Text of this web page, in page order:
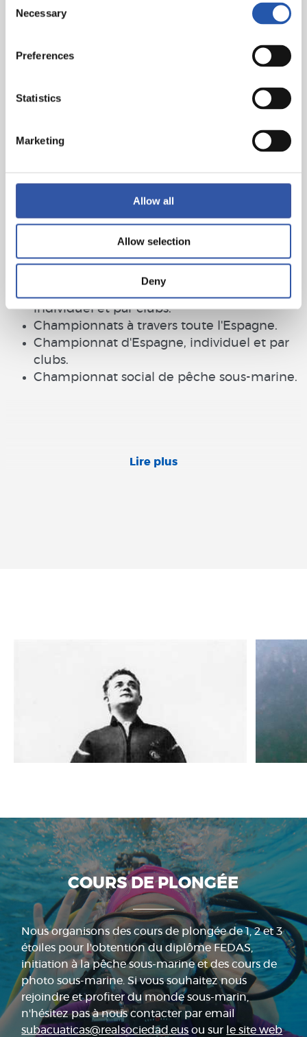
Selection
Necessary
Preferences
Statistics
Marketing
Allow all
Allow selection
Deny
PÊCHE SOUS-MARINE
Épreuves de qualification pour le
Championnat de Guipuscoa de pêche sous-
marine, valable pour le Championnat
individuel et par clubs.
Championnats à travers toute l'Espagne.
Championnat d'Espagne, individuel et par
clubs.
Championnat social de pêche sous-marine.
Lire plus
COURS DE PLONGÉE
Nous organisons des cours de plongée de 1, 2 et 3
étoiles pour l'obtention du diplôme FEDAS,
initiation à la pêche sous-marine et des cours de
photo sous-marine. Si vous souhaitez nous
rejoindre et profiter du monde sous-marin,
n'hésitez pas à nous contacter par email
subacuaticas@realsociedad.eus ou sur le site web